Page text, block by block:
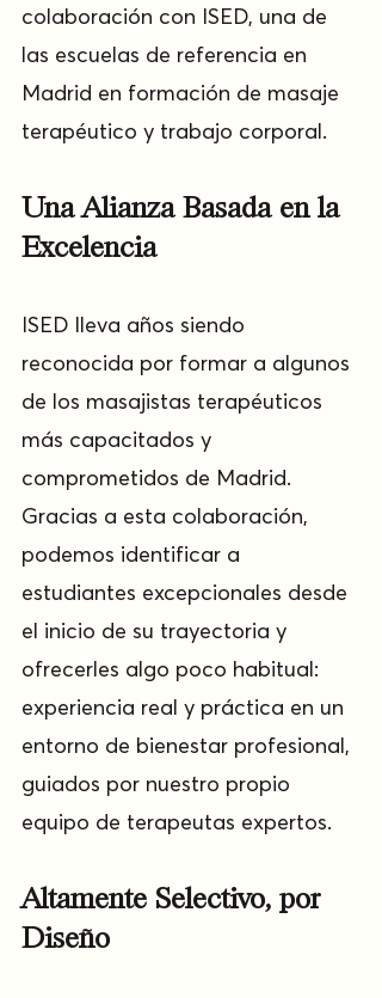
colaboración con ISED, una de
las escuelas de referencia en
Madrid en formación de masaje
terapéutico y trabajo corporal.
Una Alianza Basada en la
Excelencia
ISED lleva años siendo
reconocida por formar a algunos
de los masajistas terapéuticos
más capacitados y
comprometidos de Madrid.
Gracias a esta colaboración,
podemos identificar a
estudiantes excepcionales desde
el inicio de su trayectoria y
ofrecerles algo poco habitual:
experiencia real y práctica en un
entorno de bienestar profesional,
guiados por nuestro propio
equipo de terapeutas expertos.
Altamente Selectivo, por
Diseño